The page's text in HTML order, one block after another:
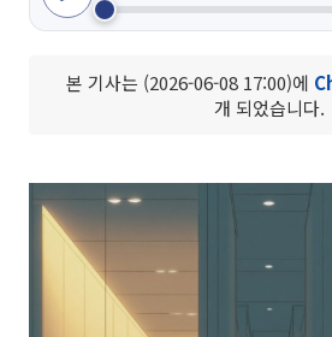
본 기사는 (2026-06-08 17:00)에
개 되었습니다.